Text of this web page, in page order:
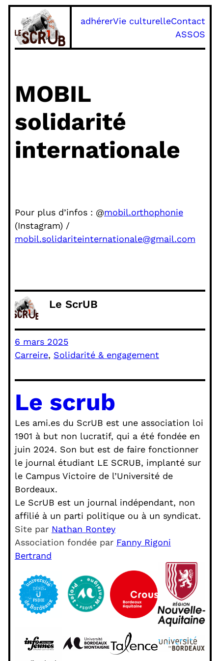
Aller
contenu
adhérerVie culturelleContact
ASSOS
MOBIL
solidarité
internationale
Pour plus d’infos : @mobil.orthophonie
(Instagram) /
mobil.solidariteinternationale@gmail.com
Le ScrUB
6 mars 2025
Carreire, Solidarité & engagement
Le scrub
Les ami.es du ScrUB est une association loi
1901 à but non lucratif, qui a été fondée en
juin 2024. Son but est de faire fonctionner
le journal étudiant LE SCRUB, implanté sur
le Campus Victoire de l’Université de
Bordeaux.
Le ScrUB est un journal indépendant, non
affilié à un parti politique ou à un syndicat.
Site par Nathan Rontey
Association fondée par Fanny Rigoni
Bertrand